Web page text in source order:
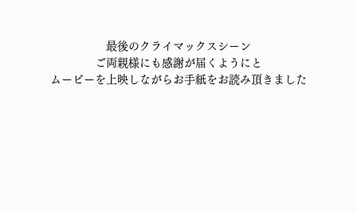
最後のクライマックスシーン
ご両親様にも感謝が届くようにと
ムービーを上映しながらお手紙をお読み頂きました